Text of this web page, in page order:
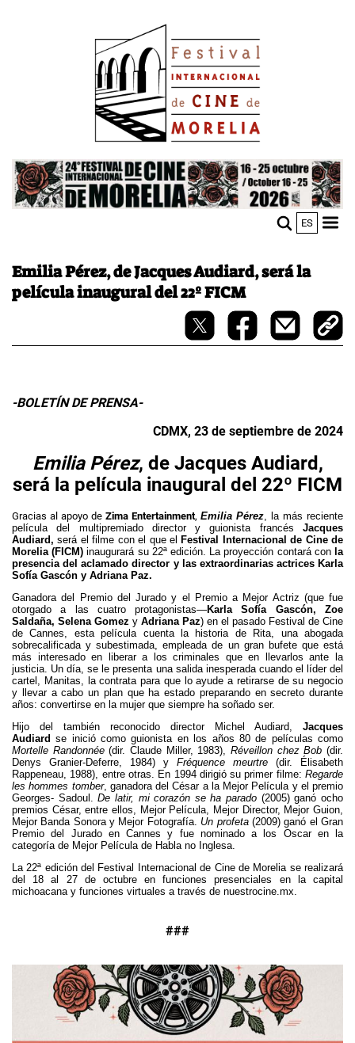
Image
ES
Emilia Pérez, de Jacques Audiard, será la
película inaugural del 22º FICM
-BOLETÍN DE PRENSA-
CDMX, 23 de septiembre de 2024
Emilia Pérez, de Jacques Audiard,
será la película inaugural del 22º FICM
Gracias al apoyo de Zima Entertainment, Emilia Pérez, la más reciente
película del multipremiado director y guionista francés Jacques
Audiard, será el filme con el que el Festival Internacional de Cine de
Morelia (FICM) inaugurará su 22ª edición. La proyección contará con la
presencia del aclamado director y las extraordinarias actrices Karla
Sofía Gascón y Adriana Paz.
Ganadora del Premio del Jurado y el Premio a Mejor Actriz (que fue
otorgado a las cuatro protagonistas—Karla Sofía Gascón, Zoe
Saldaña, Selena Gomez y Adriana Paz) en el pasado Festival de Cine
de Cannes, esta película cuenta la historia de Rita, una abogada
sobrecalificada y subestimada, empleada de un gran bufete que está
más interesado en liberar a los criminales que en llevarlos ante la
justicia. Un día, se le presenta una salida inesperada cuando el líder del
cartel, Manitas, la contrata para que lo ayude a retirarse de su negocio
y llevar a cabo un plan que ha estado preparando en secreto durante
años: convertirse en la mujer que siempre ha soñado ser.
Hijo del también reconocido director Michel Audiard, Jacques
Audiardse inició como guionista en los años 80 de películas como
Mortelle Randonnée(dir. Claude Miller, 1983),Réveillon chez Bob (dir.
Denys Granier-Deferre, 1984) y Fréquence meurtre (dir. Élisabeth
Rappeneau, 1988), entre otras. En 1994 dirigió su primer filme: Regarde
les hommes tomber, ganadora del César a la Mejor Película y el premio
Georges- Sadoul.De latir, mi corazón se ha parado (2005) ganó ocho
premios César, entre ellos, Mejor Película, Mejor Director, Mejor Guion,
Mejor Banda Sonora y Mejor Fotografía. Un profeta(2009) ganó el Gran
Premio del Jurado en Cannes y fue nominado a los Oscar en la
categoría de Mejor Película de Habla no Inglesa.
La 22ª edición del Festival Internacional de Cine de Morelia se realizará
del 18 al 27 de octubre en funciones presenciales en la capital
michoacana y funciones virtuales a través de nuestrocine.mx.
###